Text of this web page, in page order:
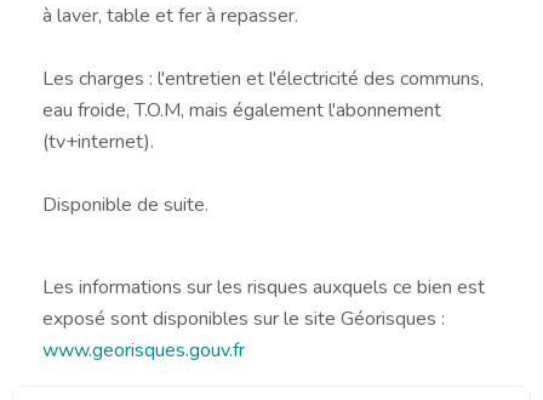
à laver, table et fer à repasser.
Les charges : l'entretien et l'électricité des communs,
eau froide, T.O.M, mais également l'abonnement
(tv+internet).
Disponible de suite.
Les informations sur les risques auxquels ce bien est
exposé sont disponibles sur le site Géorisques :
www.georisques.gouv.fr